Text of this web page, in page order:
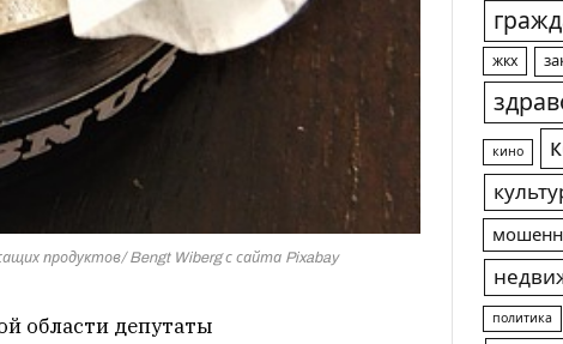
продуктов/ Bengt Wiberg с сайта Pixabay
области депутаты
жкх
кино
политика